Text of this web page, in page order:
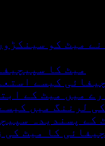
میٹ کو
میٹ کا
کیسے
میں میٹ کے
لرننگ میں
کے پسندیدہ
کا میٹ کی